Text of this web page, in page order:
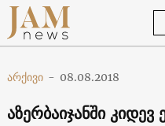
არქივი - 08.08.2018
აზერბაიჯანში